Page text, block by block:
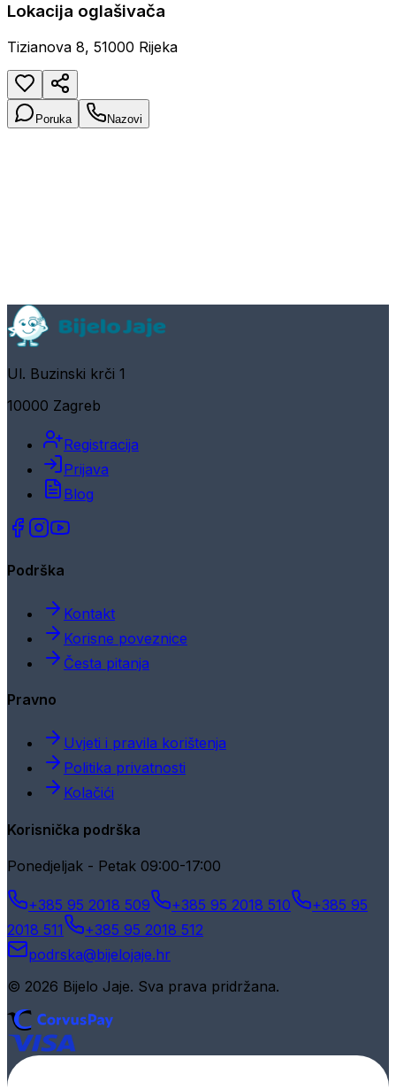
Lokacija oglašivača
Tizianova 8, 51000 Rijeka
Poruka Nazovi
Ul. Buzinski krči 1
10000 Zagreb
Registracija
Prijava
Blog
Podrška
Kontakt
Korisne poveznice
Česta pitanja
Pravno
Uvjeti i pravila korištenja
Politika privatnosti
Kolačići
Korisnička podrška
Ponedjeljak - Petak 09:00-17:00
+385 95 2018 509 +385 95 2018 510
+385 95
2018 511
+385 95 2018 512
podrska@bijelojaje.hr
© 2026 Bijelo Jaje. Sva prava pridržana.